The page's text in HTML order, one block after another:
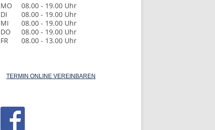
MO
08.00 - 19.00 Uhr
DI
08.00 - 19.00 Uhr
MI
08.00 - 19.00 Uhr
DO
08.00 - 19.00 Uhr
FR
08.00 - 13.00 Uhr
TERMIN ONLINE VEREINBAREN